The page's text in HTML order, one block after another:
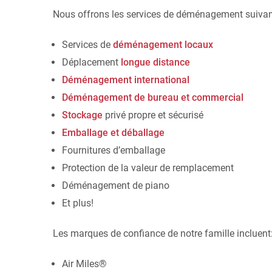
Nous offrons les services de déménagement
Services de déménagement locaux
Déplacement longue distance
Déménagement international
Déménagement de bureau et commercial
Stockage privé propre et sécurisé
Emballage et déballage
Fournitures d’emballage
Protection de la valeur de remplacement
Déménagement de piano
Et plus!
Les marques de confiance de notre famille incluent:
Air Miles®
Mary Helen McDonald
Avis de Google
Je ne dirai jamais assez à quel point j'ai
été satisfaite d'utiliser les services de
Geldart. Nous leur avons demandé
d'emballer tous nos biens et de les
déménager, ce qui nous a permis
d'alléger considérablement une période
chauffeurs/déménageurs ont été
formidables. Ils se sont surpassés
maison dans laquelle nous déménagions
Chris B
Avis de Google
et ce fut de loin la
Je les
monde, ils sont